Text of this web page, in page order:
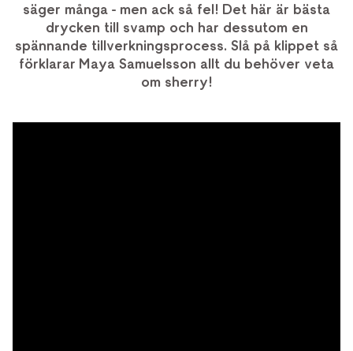
säger många - men ack så fel! Det här är bästa
drycken till svamp och har dessutom en
spännande tillverkningsprocess. Slå på klippet så
förklarar Maya Samuelsson allt du behöver veta
om sherry!